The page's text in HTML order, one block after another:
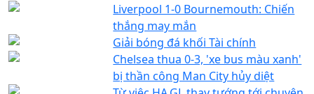
Liverpool 1-0 Bournemouth: Chiến
thắng may mắn
Giải bóng đá khối Tài chính
Chelsea thua 0-3, 'xe bus màu xanh'
bị thần công Man City hủy diệt